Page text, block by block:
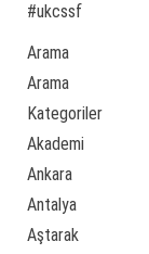
#ukcssf
Arama
Arama
Kategoriler
Akademi
Ankara
Antalya
Aştarak